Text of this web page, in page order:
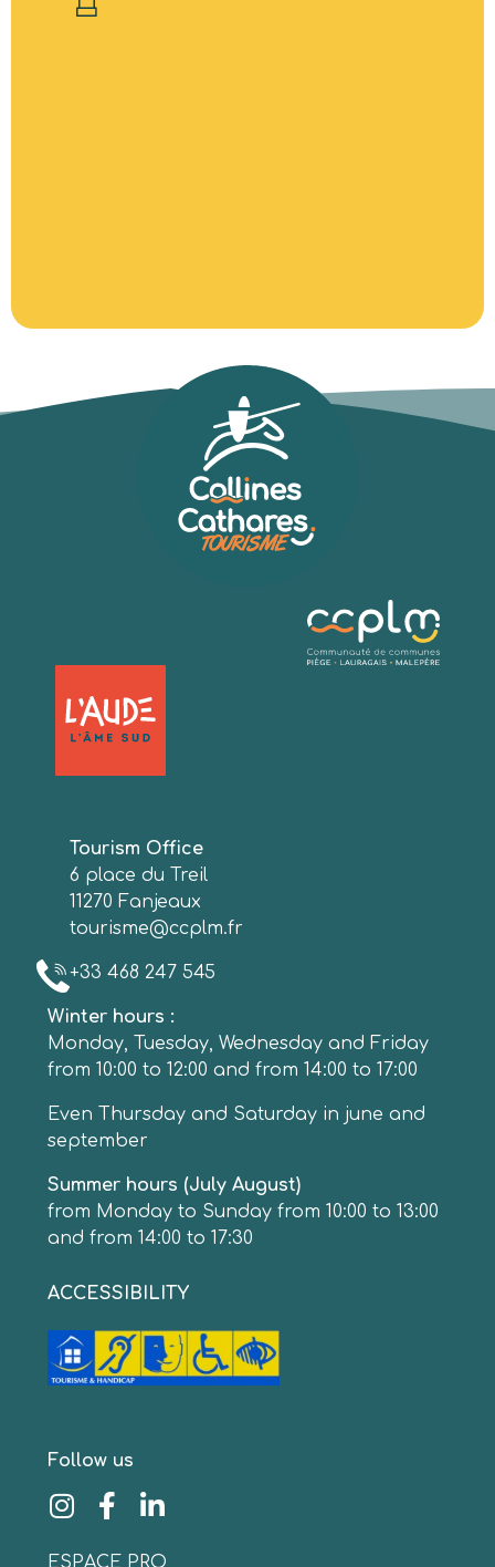
Tourism Office
6 place du Treil
11270 Fanjeaux
tourisme@ccplm.fr
+33 468 247 545
Winter hours :
Monday, Tuesday, Wednesday and Friday
from 10:00 to 12:00 and from 14:00 to 17:00
Even Thursday and Saturday in june and
september
Summer hours (July August)
from Monday to Sunday from 10:00 to 13:00
and from 14:00 to 17:30
ACCESSIBILITY
Follow us
ESPACE PRO